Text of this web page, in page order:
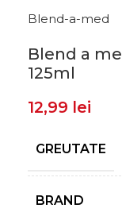
Blend-a-med
Blend a
125ml
12,99 lei
GREUTATE
BRAND